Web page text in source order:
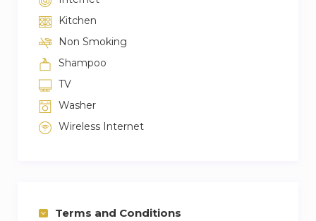
Kitchen
Non Smoking
Shampoo
TV
Washer
Wireless Internet
Terms and Conditions